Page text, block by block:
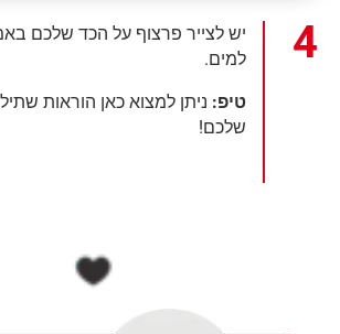
יש לצייר פרצוף על הכד שלכם
למים.
טיפ: ניתן למצוא כאן הוראות
שלכם!